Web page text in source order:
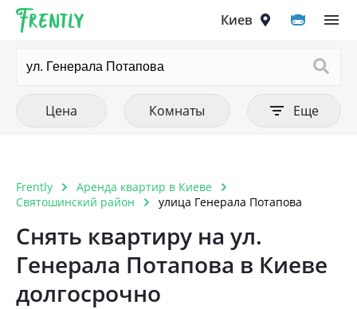
Frently Киев
Выберите город
Киев
Ирпень
Петропавловская Борщаговка
Софиевская Борщаговка
Цена
Цена Очистить все
Цена от
Комнаты
Количество комнат Очистить
1 комнатная
5 комнатная и больше
Еще
Фильтры Очистить все
Тип аренды
Тип постройки
Дореволюционный
Панелька
Хрущовка
Frently
Аренда квартир в Киеве
Святошинский район
улица Генерала Потапова
Снять квартиру на ул.
Генерала Потапова в Киеве
долгосрочно